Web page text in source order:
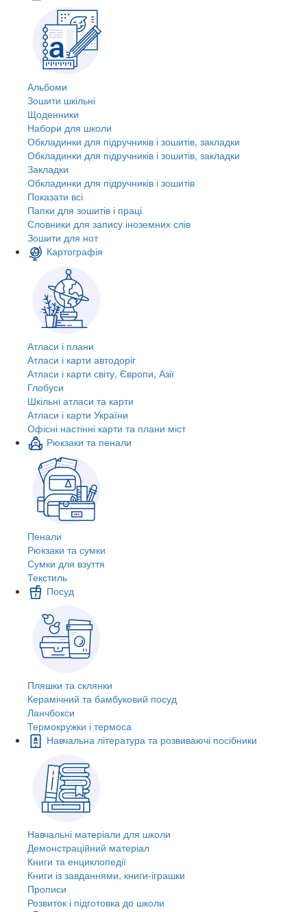
Альбоми
Зошити шкільні
Щоденники
Набори для школи
Обкладинки для підручників і зошитів, закладки
Обкладинки для підручників і зошитів, закладки
Закладки
Обкладинки для підручників і зошитів
Показати всі
Папки для зошитів і праці
Словники для запису іноземних слів
Зошити для нот
Картографія
Атласи і плани
Атласи і карти автодоріг
Атласи і карти світу, Європи, Азії
Глобуси
Шкільні атласи та карти
Атласи і карти України
Офісні настінні карти та плани міст
Рюкзаки та пенали
Пенали
Рюкзаки та сумки
Сумки для взуття
Текстиль
Посуд
Пляшки та склянки
Керамічний та бамбуковий посуд
Ланчбокси
Термокружки і термоса
Навчальна література та розвиваючі посібники
Навчальні матеріали для школи
Демонстраційний матеріал
Книги та енциклопедії
Книги із завданнями, книги-іграшки
Прописи
Розвиток і підготовка до школи